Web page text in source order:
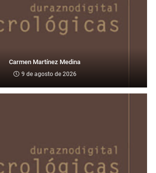
Carmen Martínez Medina
9 de agosto de 2026